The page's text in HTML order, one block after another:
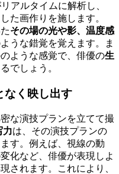
アルタイムに解析し、
た画作りを施します。
その場の光や影、温度感
うな錯覚を覚えます。ま
ような感覚で、俳優の生
でしょう。
なく映し出す
な演技プランを立てて撮
力は、その演技プランの
す。例えば、視線の動
化など、俳優が表現しよ
されます。これにより、